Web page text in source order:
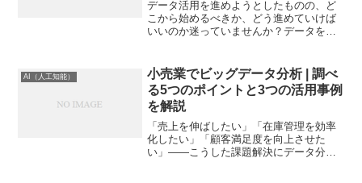
データ活用を進めようとしたものの、ど
こから始めるべきか、どう進めていけば
いいのか迷っていませんか？データを活
付いていないと、いくらツールを導入し
ても効果を感じられないか...
AI（人工知能）
小売業でビッグデータ分析 | 調べ
る5つのポイントと3つの活用事例
を解説
「売上を伸ばしたい」「在庫管理を効率
化したい」「顧客満足度を向上させた
い」——こうした課題解決にデータ分析